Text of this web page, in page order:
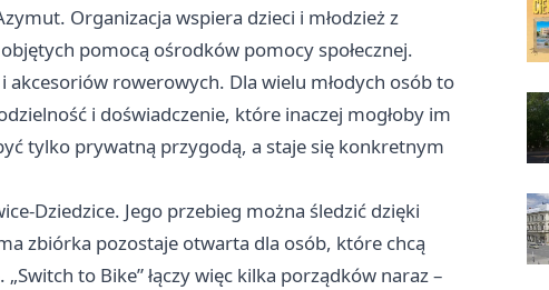
Organizacja wspiera dzieci i młodzież z
pomocą ośrodków pomocy społecznej.
rowerowych. Dla wielu młodych osób to
i doświadczenie, które inaczej mogłoby im
tylko prywatną przygodą, a staje się konkretnym
Dziedzice. Jego przebieg można śledzić dzięki
zbiórka pozostaje otwarta dla osób, które chcą
to Bike” łączy więc kilka porządków naraz –